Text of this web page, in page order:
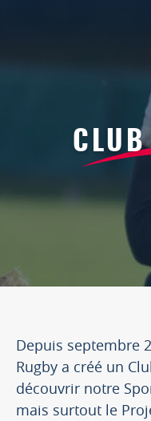
Depuis septembre
Rugby a créé un
découvrir notre
mais surtout le